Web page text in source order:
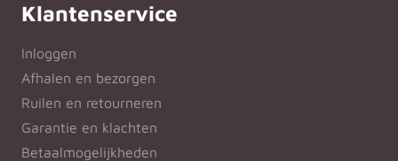
Klantenservice
Inloggen
Afhalen en bezorgen
Ruilen en retourneren
Garantie en klachten
Betaalmogelijkheden